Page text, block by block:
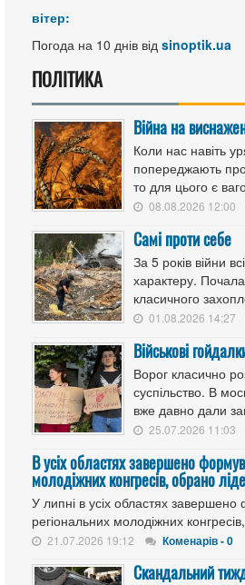
вітер:
Погода на 10 днів від sinoptik.ua
ПОЛІТИКА
Війна на
Коли нас навіть
попереджають
то для цього є
08.08.2026 12:00
Самі проти себе
За 5 років війни
характеру.
класичного
01.08.2026 14:27
Військові
Ворог класично
суспільство. В
вже давно дали
25.07.2026 11:03
В усіх областях завершено
молодіжних конгресів, обрано
У липні в усіх областях
регіональних молодіжних
21.07.2026 19:12 Коменарів - 0
Скандальний